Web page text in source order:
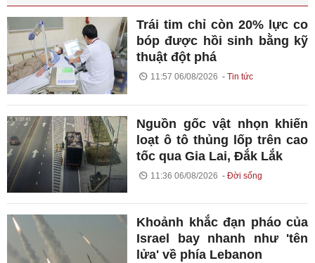
Trái tim chỉ còn 20% lực co
bóp được hồi sinh bằng kỹ
thuật đột phá
11:57 06/08/2026 Tin tức
Nguồn gốc vật nhọn khiến
loạt ô tô thủng lốp trên cao
tốc qua Gia Lai, Đắk Lắk
11:36 06/08/2026 Đời sống
Khoảnh khắc đạn pháo của
Israel bay nhanh như 'tên
lửa' về phía Lebanon